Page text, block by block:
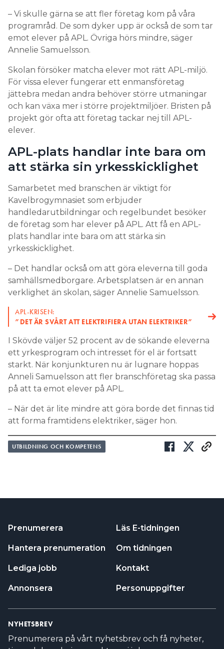
– Vi skulle gärna se att fler företag kom på våra
programråd. De som dyker upp är också de som tar
emot elever på APL. Övriga hörs mindre, säger
Annelie Samuelsson.
Skolan försöker matcha elever mot rätt APL-miljö.
För vissa elever fungerar ett enmansföretag
jättebra medan andra behöver större utmaningar
och kan växa mer i större projektmiljöer. Bristen på
projekt gör ofta att företag tackar nej till APL-
elever.
APL-plats handlar inte bara om
att stärka sin yrkesskicklighet
Samarbetet med branschen är viktigt för
Kavelbrogymnasiet som erbjuder
handledarutbildningar och regelbundet besöker
de företag som har elever på APL. Att få en APL-
plats handlar inte bara om att stärka sin
yrkesskicklighet.
– Det handlar också om att göra eleverna till goda
samhällsmedborgare. Arbetsplatsen är en annan
verklighet än skolan, säger Annelie Samuelsson.
APL-KRISEN:
”DET ÄR SVÅRT ATT ELEKTRIFIERA UTAN ELEKTRIKER”
I Skövde väljer 52 procent av de sökande eleverna
ett yrkesprogram och intresset för el är fortsatt
starkt. När konjunkturen nu är lugnare hoppas
Anneli Samuelsson att fler branschföretag ska passa
på att ta emot elever på APL.
– När det är lite mindre att göra borde det finnas tid
att forma framtidens elektriker, säger hon.
UTBILDNING OCH KOMPETENS
Prenumerera
Hantera prenumeration
Lediga jobb
Annonsera
Läs E-tidningen
Om tidningen
Kontakt
Personuppgifter
NYHETSBREV
Prenumerera på vårt nyhetsbrev och få nyheter,